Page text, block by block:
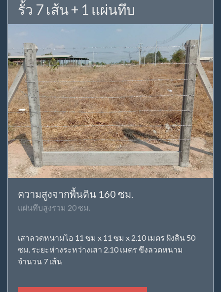
รั้ว 7 เส้น + 1 แผ่นทึบ
ความสูงจากพื้นดิน 160 ซม.
แผ่นทึบสูงรวม 20 ซม.
เสาลวดหนามไอ 11 ซม x 11 ซม x 2.10 เมตร ฝังดิน 50
ซม. ระยะห่างระหว่างเสา 2.10 เมตร ขึงลวดหนาม
จำนวน 7 เส้น